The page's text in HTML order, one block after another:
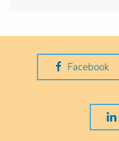
Facebook